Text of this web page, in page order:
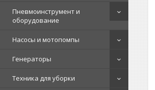
Пневмоинструмент и
оборудование
Насосы и мотопомпы
Генераторы
Техника для уборки